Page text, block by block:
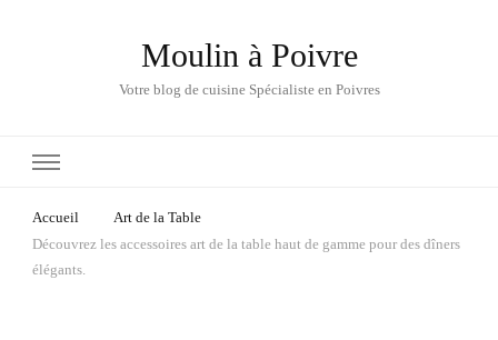
Moulin à Poivre
Votre blog de cuisine Spécialiste en Poivres
Accueil
Art de la Table
Découvrez les accessoires art de la table haut de gamme pour des dîners
élégants.